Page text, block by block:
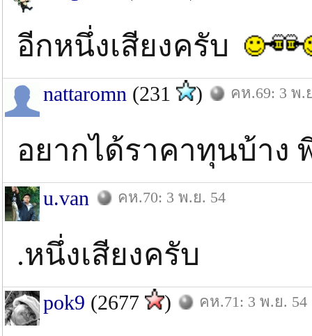
อีกหนึ่งเสียงครับ
nattaromn (231 ) คห.69: 3 พ.
อยากได้ราคาทุนบ้าง
u.van คห.70: 3 พ.ย. 54
.หนึ่งเสียงครับ
pok9 (2677 ) คห.71: 3 พ.ย. 54